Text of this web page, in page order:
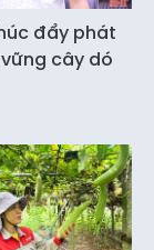
đẩy phát
cây dó